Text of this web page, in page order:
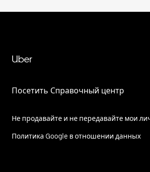
Uber
Посетить Справочный центр
Не продавайте и не передавайте мои
Политика Google в отношении данных